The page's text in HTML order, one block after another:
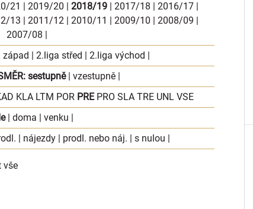
21 | 2019/20 | 2018/19 | 2017/18 | 2016/17 |
13 | 2011/12 | 2010/11 | 2009/10 | 2008/09 |
2007/08 |
západ | 2.liga střed | 2.liga východ |
sestupně| vzestupně|
KLA LTM POR PRE PRO SLA TRE UNL VSE
| doma | venku |
| nájezdy| prodl. nebo náj. | s nulou |
vše